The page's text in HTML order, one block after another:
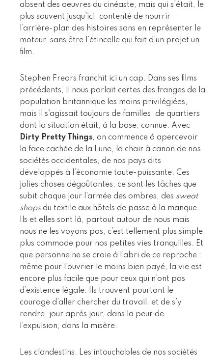
absent des oeuvres du cinéaste, mais qui s’était, le
plus souvent jusqu’ici, contenté de nourrir
l’arrière-plan des histoires sans en représenter le
moteur, sans être l’étincelle qui fait d’un projet un
film.
Stephen Frears franchit ici un cap. Dans ses films
précédents, il nous parlait certes des franges de la
population britannique les moins privilégiées,
mais il s’agissait toujours de familles, de quartiers
dont la situation était, à la base, connue. Avec
Dirty Pretty Things, on commence à apercevoir
la face cachée de la Lune, la chair à canon de nos
sociétés occidentales, de nos pays dits
développés à l’économie toute-puissante. Ces
jolies choses dégoûtantes, ce sont les tâches que
subit chaque jour l’armée des ombres, des sweat
shops du textile aux hôtels de passe à la manque.
Ils et elles sont là, partout autour de nous mais
nous ne les voyons pas, c’est tellement plus simple,
plus commode pour nos petites vies tranquilles. Et
que personne ne se croie à l’abri de ce reproche :
même pour l’ouvrier le moins bien payé, la vie est
encore plus facile que pour ceux qui n’ont pas
d’existence légale. Ils trouvent pourtant le
courage d’aller chercher du travail, et de s’y
rendre, jour après jour, dans la peur de
l’expulsion, dans la misère.
Les clandestins. Les intouchables de nos sociétés